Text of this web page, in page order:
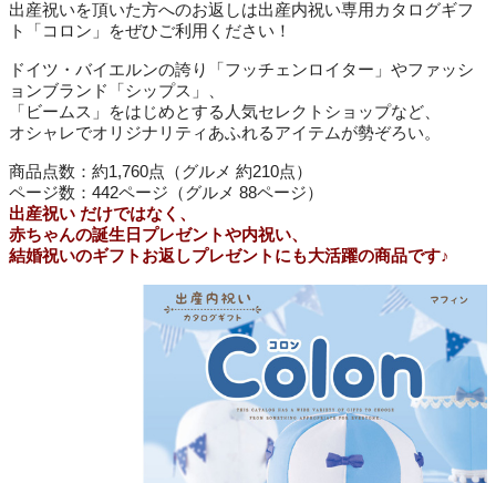
出産祝いを頂いた方へのお返しは出産内祝い専用カタログギフ
ト「コロン」をぜひご利用ください！
ドイツ・バイエルンの誇り「フッチェンロイター」やファッシ
ョンブランド「シップス」、
「ビームス」をはじめとする人気セレクトショップなど、
オシャレでオリジナリティあふれるアイテムが勢ぞろい。
商品点数：約1,760点（グルメ 約210点）
ページ数：442ページ（グルメ 88ページ）
出産祝い だけではなく、
赤ちゃんの誕生日プレゼントや内祝い、
結婚祝いのギフトお返しプレゼントにも大活躍の商品です♪